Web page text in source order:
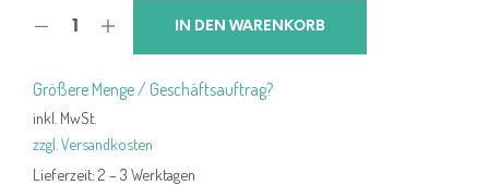
15,99 €11,99 €.
IN DEN WARENKORB
Größere Menge / Geschäftsauftrag?
inkl. MwSt.
zzgl. Versandkosten
Lieferzeit: 2 – 3 Werktagen